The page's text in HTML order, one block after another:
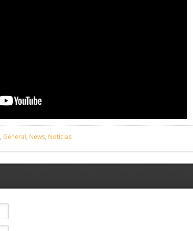
, General, News, Noticias